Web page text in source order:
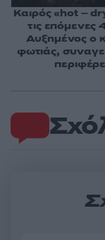
Καιρός «hot –
τις επόμενες
Αυξημένος ο
φωτιάς,